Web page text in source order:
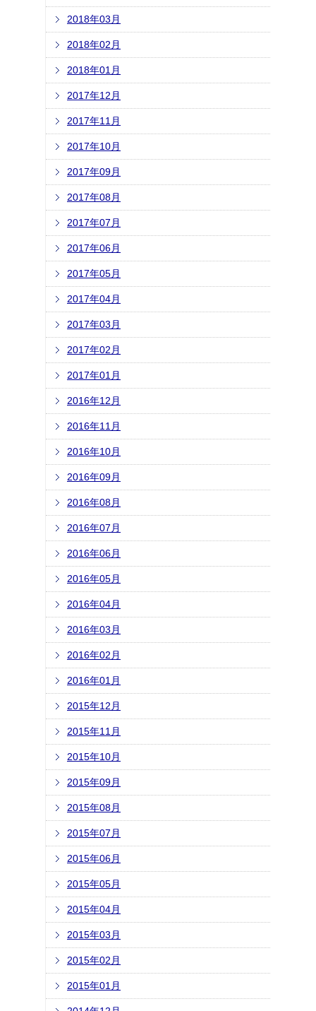
2018年03月
2018年02月
2018年01月
2017年12月
2017年11月
2017年10月
2017年09月
2017年08月
2017年07月
2017年06月
2017年05月
2017年04月
2017年03月
2017年02月
2017年01月
2016年12月
2016年11月
2016年10月
2016年09月
2016年08月
2016年07月
2016年06月
2016年05月
2016年04月
2016年03月
2016年02月
2016年01月
2015年12月
2015年11月
2015年10月
2015年09月
2015年08月
2015年07月
2015年06月
2015年05月
2015年04月
2015年03月
2015年02月
2015年01月